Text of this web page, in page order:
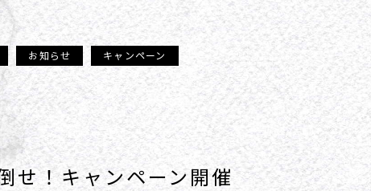
お知らせ キャンペーン
せ！キャンペーン開催